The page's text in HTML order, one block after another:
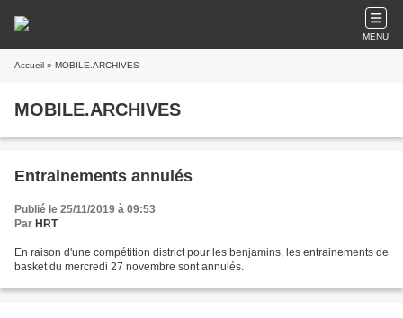
MENU
Accueil » MOBILE.ARCHIVES
MOBILE.ARCHIVES
Entrainements annulés
Publié le 25/11/2019 à 09:53
Par HRT
En raison d'une compétition district pour les benjamins, les entrainements de
basket du mercredi 27 novembre sont annulés.